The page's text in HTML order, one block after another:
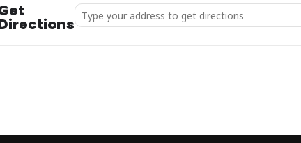
Address - Loto des enfants []